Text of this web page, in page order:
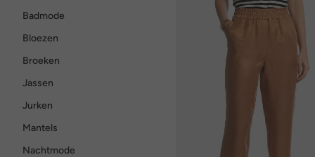
Badmode
Bloezen
Broeken
Jassen
Jurken
Mantels
Nachtmode